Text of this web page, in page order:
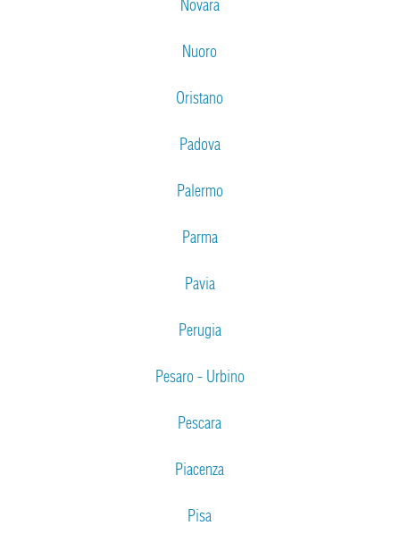
Novara
Nuoro
Oristano
Padova
Palermo
Parma
Pavia
Perugia
Pesaro - Urbino
Pescara
Piacenza
Pisa